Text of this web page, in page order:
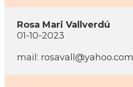
Rosa Mari Vallverdú
01-10-2023
mail: rosavall@yahoo.com